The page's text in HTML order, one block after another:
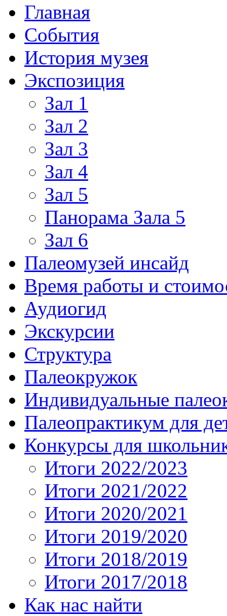
Главная
События
История музея
Экспозиция
Зал 1
Зал 2
Зал 3
Зал 4
Зал 5
Панорама Зала 5
Зал 6
Палеомузей инсайд
Время работы и
Аудиогид
Экскурсии
Структура
Палеокружок
Индивидуальные
Палеопрактикум для
Конкурсы для
Итоги 2022/2023
Итоги 2021/2022
Итоги 2020/2021
Итоги 2019/2020
Итоги 2018/2019
Итоги 2017/2018
Как нас найти